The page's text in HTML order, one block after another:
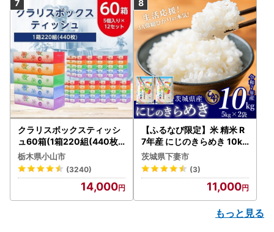
クラリスボックスティッシ
ュ60箱(1箱220組(440枚))
(5個入り×12セット)【配送
不可地域：離島・沖縄県】
【1256759】
栃木県小山市
(3240)
14,000
【ふるなび限定】米 精米 R
7年産 にじのきらめき 10kg
10月 FN-Limited-PR
茨城県下妻市
(3)
11,000
もっと見る